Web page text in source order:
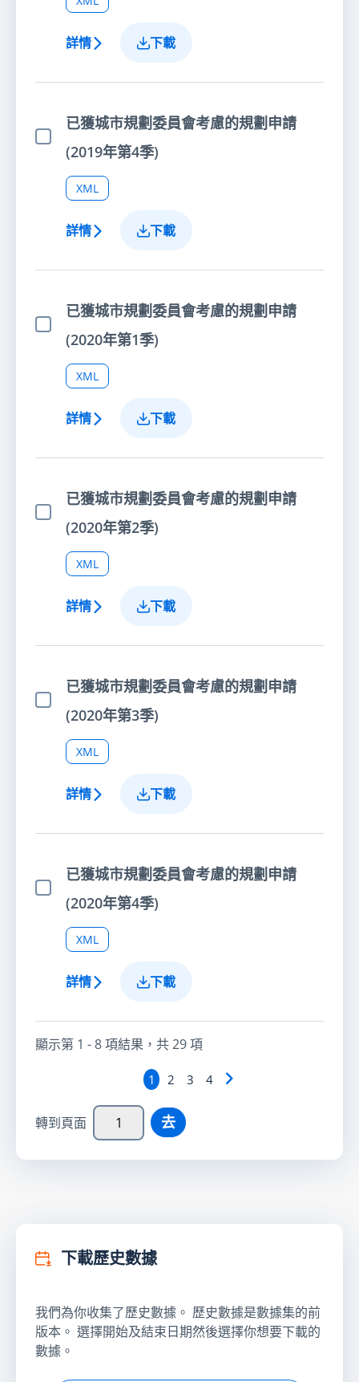
詳情 下載
選擇項目
已獲城市規劃委員會考慮的規劃申請
(2019年第4季)
XML
詳情 下載
選擇項目
已獲城市規劃委員會考慮的規劃申請
(2020年第1季)
XML
詳情 下載
選擇項目
已獲城市規劃委員會考慮的規劃申請
(2020年第2季)
XML
詳情 下載
選擇項目
已獲城市規劃委員會考慮的規劃申請
(2020年第3季)
XML
詳情 下載
選擇項目
已獲城市規劃委員會考慮的規劃申請
(2020年第4季)
XML
詳情 下載
顯示第 1 - 8項結果，共29項
1 2 3 4
轉到頁面 去
下載歷史數據
我們為你收集了歷史數據。 歷史數據是數據集的前
版本。 選擇開始及結束日期然後選擇你想要下載的
數據。